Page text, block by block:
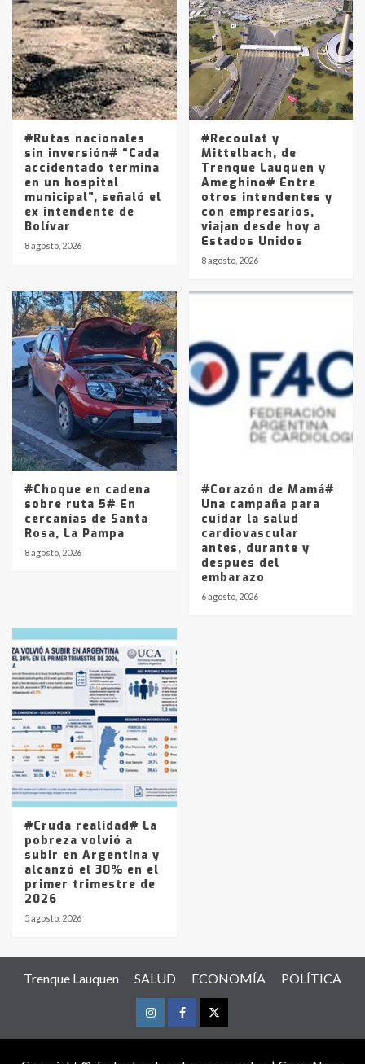
4
joven de Trenque Lauquen
5
Los precios de los combustibles en
La Pampa, desde YPF hasta Axion
entre 857 a 1338 pesos
#Rutas nacionales
sin inversión# “Cada
accidentado termina
en un hospital
municipal”, señaló el
ex intendente de
Bolívar
8 agosto, 2026
#Recoulat y
Mittelbach, de
Trenque Lauquen y
Ameghino# Entre
otros intendentes y
con empresarios,
viajan desde hoy a
Estados Unidos
8 agosto, 2026
#Choque en cadena
sobre ruta 5# En
cercanías de Santa
Rosa, La Pampa
8 agosto, 2026
#Corazón de Mamá#
Una campaña para
cuidar la salud
cardiovascular
antes, durante y
después del
embarazo
6 agosto, 2026
#Cruda realidad# La
pobreza volvió a
subir en Argentina y
alcanzó el 30% en el
primer trimestre de
2026
5 agosto, 2026
Trenque Lauquen SALUD ECONOMÍA POLÍTICA
InstagramFacebookTwitter